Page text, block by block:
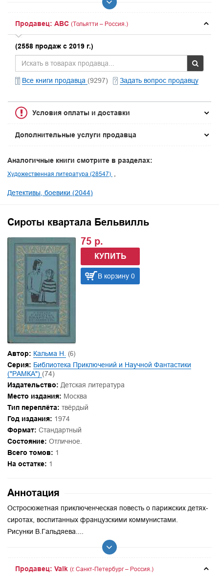
Продавец: ABC (Тольятти – Россия.)
(2558 продаж с 2019 г.)
Все книги продавца (9297) Задать вопрос продавцу
Условия оплаты и доставки
Дополнительные услуги продавца
Аналогичные книги смотрите в разделах:
Художественная литература (28547)
Детективы, боевики (2044)
Сироты квартала Бельвилль
75 р.
КУПИТЬ
В корзину 0
Автор: Кальма Н. (6)
Серия: Библиотека Приключений и Научной Фантастики
("РАМКА") (74)
Издательство: Детская литература
Место издания: Москва
Тип переплёта: твёрдый
Год издания: 1974
Формат: Стандартный
Состояние: Отличное.
Всего томов: 1
На остатке: 1
Аннотация
Остросюжетная приключенческая повесть о парижских детях-
сиротах, воспитанных французскими коммунистами.
Рисунки В.Гальдяева....
Продавец: Valk (г. Санкт-Петербург – Россия.)